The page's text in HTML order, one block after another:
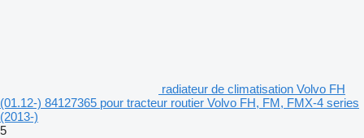
radiateur de climatisation Volvo FH
(01.12-) 84127365 pour tracteur routier Volvo FH, FM, FMX-4 series
(2013-)
5